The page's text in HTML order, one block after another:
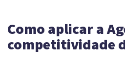
Como aplicar a
competitividade